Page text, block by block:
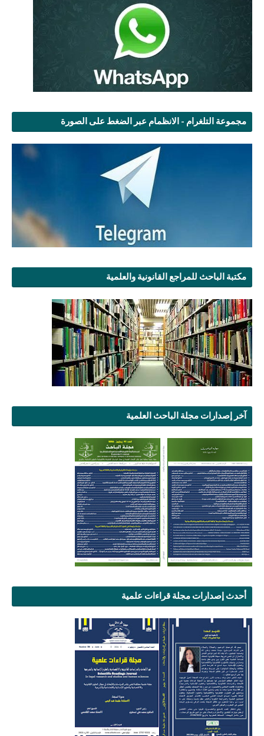
مجموعة التلغرام - الانظمام عبر الضغط على الصورة
مكتبة الباحث للمراجع القانونية والعلمية
آخر إصدارات مجلة الباحث العلمية
أحدث إصدارات مجلة قراءات علمية